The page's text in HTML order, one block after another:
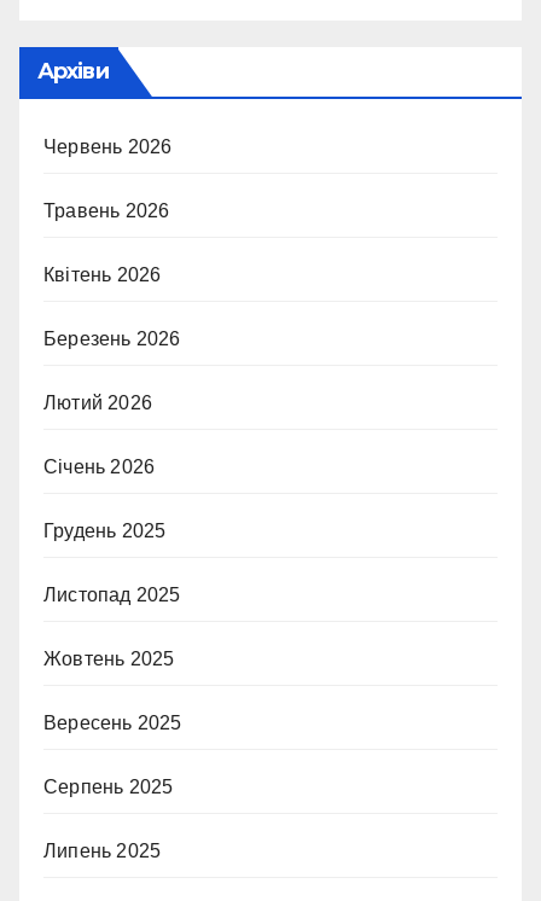
Архіви
Червень 2026
Травень 2026
Квітень 2026
Березень 2026
Лютий 2026
Січень 2026
Грудень 2025
Листопад 2025
Жовтень 2025
Вересень 2025
Серпень 2025
Липень 2025